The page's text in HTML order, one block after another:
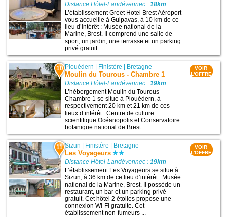
Distance Hôtel-Landévennec :18km
L’établissement Greet Hotel Brest Aéroport
vous accueille à Guipavas, à 10 km de ce
lieu d’intérêt : Musée national de la
Marine, Brest. Il comprend une salle de
sport, un jardin, une terrasse et un parking
privé gratuit ...
10 Plouédern | Finistère | Bretagne
Moulin du Tourous - Chambre 1
Distance Hôtel-Landévennec :19km
L’hébergement Moulin du Tourous -
Chambre 1 se situe à Plouédern, à
respectivement 20 km et 21 km de ces
lieux d’intérêt : Centre de culture
scientifique Océanopolis et Conservatoire
botanique national de Brest ...
VOIR
L'OFFRE
11 Sizun | Finistère | Bretagne
Les Voyageurs
Distance Hôtel-Landévennec :19km
L’établissement Les Voyageurs se situe à
Sizun, à 36 km de ce lieu d’intérêt : Musée
national de la Marine, Brest. Il possède un
restaurant, un bar et un parking privé
gratuit. Cet hôtel 2 étoiles propose une
connexion Wi-Fi gratuite. Cet
établissement non-fumeurs ...
VOIR
L'OFFRE